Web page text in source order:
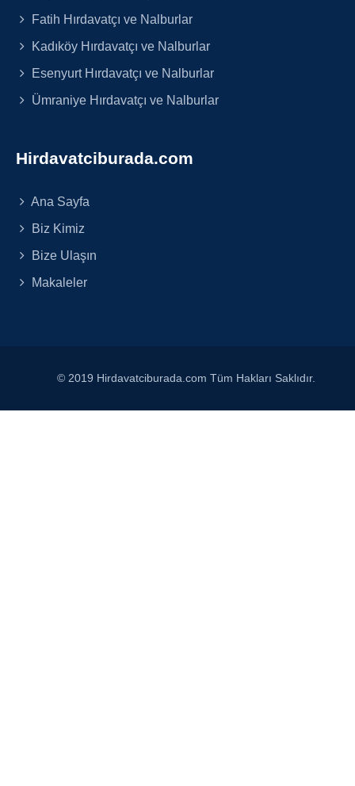
Fatih Hırdavatçı ve Nalburlar
Kadıköy Hırdavatçı ve Nalburlar
Esenyurt Hırdavatçı ve Nalburlar
Ümraniye Hırdavatçı ve Nalburlar
Hirdavatciburada.com
Ana Sayfa
Biz Kimiz
Bize Ulaşın
Makaleler
© 2019 Hirdavatciburada.com Tüm Hakları Saklıdır.